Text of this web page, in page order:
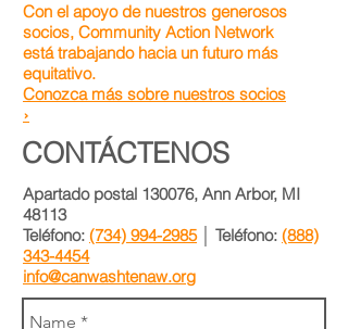
Con el apoyo de nuestros generosos
socios, Community Action Network
está trabajando hacia un futuro más
equitativo.
Conozca más sobre nuestros socios
›
CONTÁCTENOS
Apartado postal 130076, Ann Arbor, MI
48113
Teléfono: (734) 994-2985 │ Teléfono: (888)
343-4454
info@canwashtenaw.org